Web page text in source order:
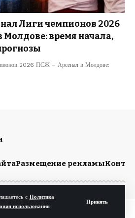
с Политика
использования .
Принять
Лиги чемпионов 2026
время начала,
2026 ПСЖ – Арсенал в Молдове:
Размещение рекламы
Все права защищены.